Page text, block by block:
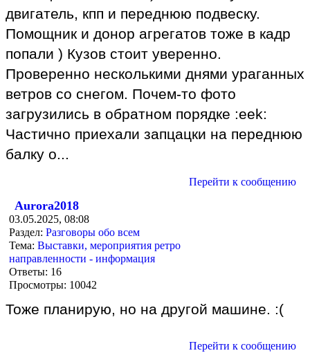
двигатель, кпп и переднюю подвеску.
Помощник и донор агрегатов тоже в кадр
попали ) Кузов стоит уверенно.
Проверенно несколькими днями ураганных
ветров со снегом. Почем-то фото
загрузились в обратном порядке :eek:
Частично приехали запцацки на переднюю
балку о...
Перейти к сообщению
Aurora2018
03.05.2025, 08:08
Раздел: Разговоры обо всем
Тема: Выставки, мероприятия ретро
направленности - информация
Ответы: 16
Просмотры: 10042
Тоже планирую, но на другой машине. :(
Перейти к сообщению